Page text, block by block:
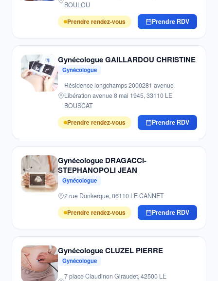
BOULOU
Prendre rendez-vous
Prendre RDV
Gynécologue GAILLARDOU CHRISTINE
Gynécologue
Résidence longchamps 2000281 avenue
Libération avenue 8 mai 1945, 33110 LE
BOUSCAT
Prendre rendez-vous
Prendre RDV
Gynécologue DRAGACCI-
STEPHANOPOLI JEAN
Gynécologue
2 rue Dunkerque, 06110 LE CANNET
Prendre rendez-vous
Prendre RDV
Gynécologue CLUZEL PIERRE
Gynécologue
7 place Claudinon Giraudet, 42500 LE